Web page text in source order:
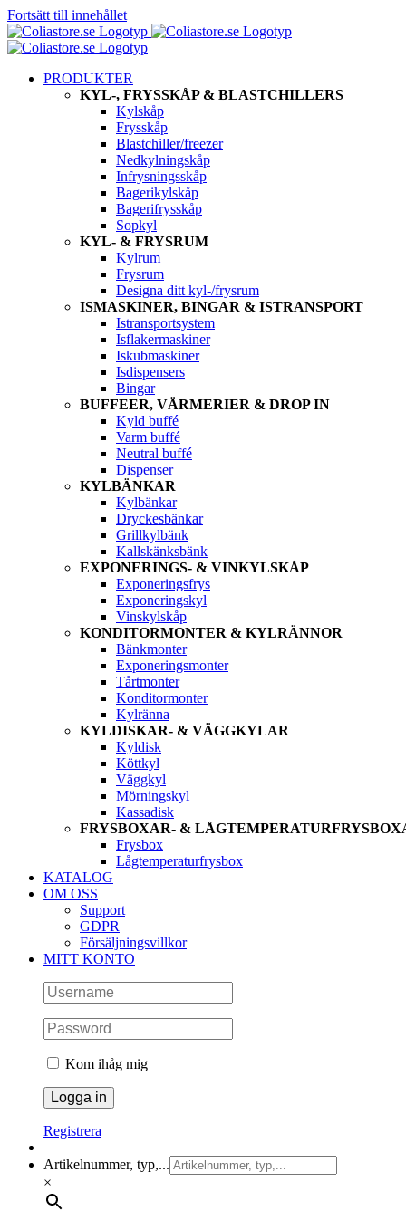
Fortsätt till innehållet
PRODUKTER
KYL-, FRYSSKÅP & BLASTCHILLERS
Kylskåp
Frysskåp
Blastchiller/freezer
Nedkylningskåp
Infrysningsskåp
Bagerikylskåp
Bagerifrysskåp
Sopkyl
KYL- & FRYSRUM
Kylrum
Frysrum
Designa ditt kyl-/frysrum
ISMASKINER, BINGAR & ISTRANSPORT
Istransportsystem
Isflakermaskiner
Iskubmaskiner
Isdispensers
Bingar
BUFFEER, VÄRMERIER & DROP IN
Kyld buffé
Varm buffé
Neutral buffé
Dispenser
KYLBÄNKAR
Kylbänkar
Dryckesbänkar
Grillkylbänk
Kallskänksbänk
EXPONERINGS- & VINKYLSKÅP
Exponeringsfrys
Exponeringskyl
Vinskylskåp
KONDITORMONTER & KYLRÄNNOR
Bänkmonter
Exponeringsmonter
Tårtmonter
Konditormonter
Kylränna
KYLDISKAR- & VÄGGKYLAR
Kyldisk
Köttkyl
Väggkyl
Mörningskyl
Kassadisk
FRYSBOXAR- &
Frysbox
Lågtemperaturfrysbox
KATALOG
OM OSS
Support
GDPR
Försäljningsvillkor
MITT KONTO
Kom ihåg mig
Registrera
Artikelnummer, typ,...
×